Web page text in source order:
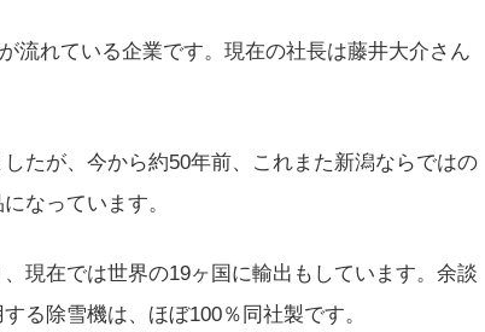
流れている企業です。現在の社長は藤井大介さん
たが、今から約50年前、これまた新潟ならではの
なっています。
現在では世界の19ヶ国に輸出もしています。余談
る除雪機は、ほぼ100％同社製です。